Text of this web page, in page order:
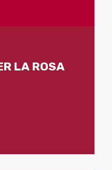
LA ROSA